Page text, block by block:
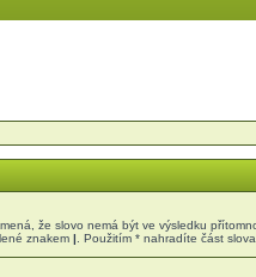
že slovo nemá být ve výsledku
znakem | . Použitím * nahradíte část slova